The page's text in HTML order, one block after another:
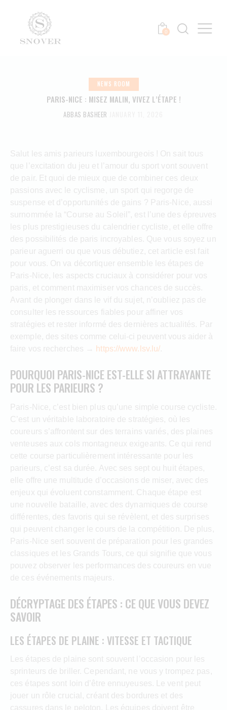
0
NEWS ROOM
PARIS-NICE : MISEZ MALIN, VIVEZ L’ÉTAPE !
ABBAS BASHEER
Salut les amis parieurs luxembourgeois ! On sait tous
que l’excitation du jeu et l’amour du sport vont souvent
de pair. Et quoi de mieux que de combiner ces deux
passions avec le cyclisme, un sport qui regorge de
suspense et d’opportunités de gains ? Paris-Nice, aussi
surnommée la “Course au Soleil”, est l’une des épreuves
les plus prestigieuses du calendrier cycliste, et elle offre
des possibilités de paris incroyables. Que vous soyez un
parieur aguerri ou que vous débutiez, cet article est fait
pour vous. On va décortiquer ensemble les étapes de
Paris-Nice, les aspects cruciaux à considérer pour vos
paris, et comment maximiser vos chances de succès.
Avant de plonger dans le vif du sujet, n’oubliez pas de
consulter les ressources fiables pour affiner vos
stratégies et rester informé des dernières actualités. Par
exemple, des sites comme celui-ci peuvent vous aider à
faire vos recherches →
https://www.lsv.lu/.
POURQUOI PARIS-NICE EST-ELLE SI ATTRAYANTE
POUR LES PARIEURS ?
Paris-Nice, c’est bien plus qu’une simple course cycliste.
C’est un véritable laboratoire de stratégies, où les
coureurs s’affrontent sur des terrains variés, des plaines
venteuses aux cols montagneux exigeants. Ce qui rend
cette course particulièrement intéressante pour les
parieurs, c’est sa durée. Avec ses sept ou huit étapes,
elle offre une multitude d’occasions de miser, avec des
enjeux qui évoluent constamment. Chaque étape est
une nouvelle bataille, avec des dynamiques de course
différentes, des favoris qui se révèlent, et des surprises
qui peuvent changer le cours de la compétition. De plus,
Paris-Nice sert souvent de préparation pour les grandes
classiques et les Grands Tours, ce qui signifie que vous
pouvez observer les performances des coureurs en vue
de ces événements majeurs.
DÉCRYPTAGE DES ÉTAPES : CE QUE VOUS DEVEZ
SAVOIR
LES ÉTAPES DE PLAINE : VITESSE ET TACTIQUE
Les étapes de plaine sont souvent l’occasion pour les
sprinteurs de briller. Cependant, ne vous y trompez pas,
ces étapes sont loin d’être ennuyeuses. Le vent peut
jouer un rôle crucial, créant des bordures et des
cassures dans le peloton. Les équipes doivent être